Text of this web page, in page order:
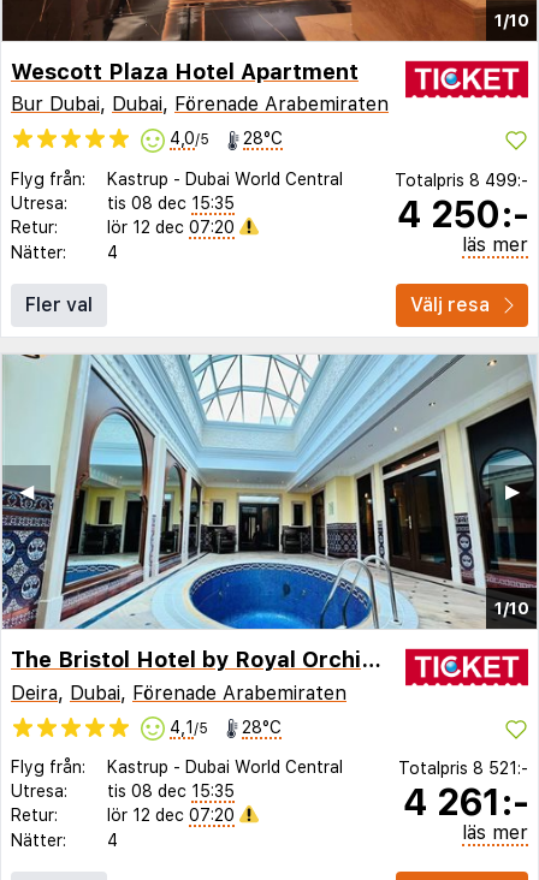
1/10
Wescott Plaza Hotel Apartment
Bur Dubai, Dubai, Förenade Arabemiraten
4,0/5 28°C
Flyg från: Kastrup - Dubai World Central
Utresa:
tis 08 dec 15:35
Retur:
lör 12 dec 07:20
Nätter:
4
Totalpris 8 499:-
4 250:-
läs mer
Fler val Välj resa
1/10
▶︎
◀︎
The Bristol Hotel by Royal Orchid Hotel Management
Deira, Dubai, Förenade Arabemiraten
4,1 /5 28°C
Flyg från: Kastrup - Dubai World Central
Utresa:
tis 08 dec 15:35
Retur:
lör 12 dec 07:20
Nätter:
4
Totalpris 8 521:-
4 261:-
läs mer